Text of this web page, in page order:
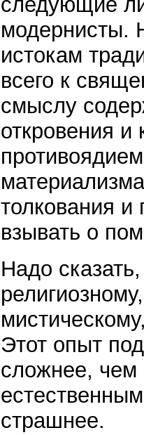
модернисты.
истокам
всего к
смыслу
откровения
толкования
взывать о
Надо
Этот опыт
сложнее, чем
страшнее.